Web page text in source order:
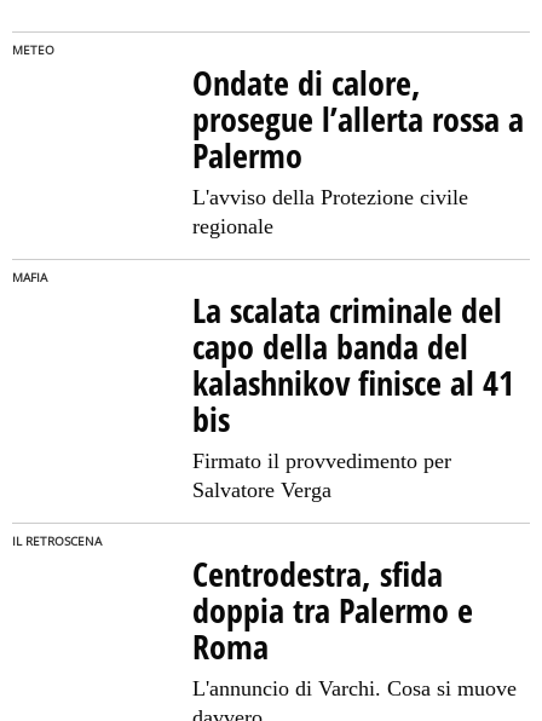
METEO
Ondate di calore,
prosegue l’allerta rossa a
Palermo
L'avviso della Protezione civile
regionale
MAFIA
La scalata criminale del
capo della banda del
kalashnikov finisce al 41
bis
Firmato il provvedimento per
Salvatore Verga
IL RETROSCENA
Centrodestra, sfida
doppia tra Palermo e
Roma
L'annuncio di Varchi. Cosa si muove